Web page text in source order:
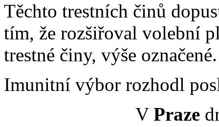
Těchto trestních činů
tím, že rozšiřoval volební
trestné činy, výše označené.
Imunitní výbor rozhodl
V Praze